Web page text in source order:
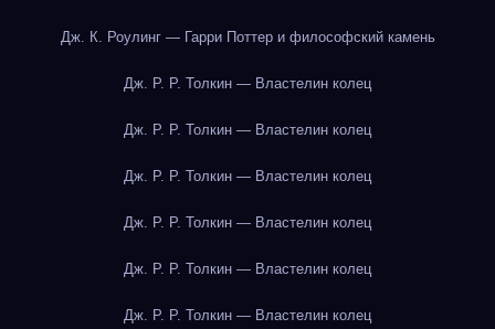
Дж. К. Роулинг — Гарри Поттер и философский камень
Дж. Р. Р. Толкин — Властелин колец
Дж. Р. Р. Толкин — Властелин колец
Дж. Р. Р. Толкин — Властелин колец
Дж. Р. Р. Толкин — Властелин колец
Дж. Р. Р. Толкин — Властелин колец
Дж. Р. Р. Толкин — Властелин колец